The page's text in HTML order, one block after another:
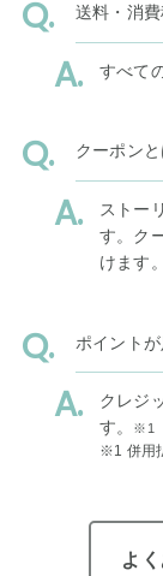
送料・消
すべて
クーポン
ストー
す。ク
けます。
ポイント
クレジ
す。
※1
※1 併用
よ